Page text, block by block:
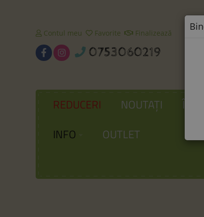
Contul meu Favorite Finalizează
0753060219
REDUCERI NOUTAȚI
INFO
OUTLET